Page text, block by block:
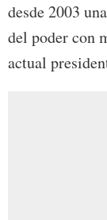
desde 2003
del poder con
actual